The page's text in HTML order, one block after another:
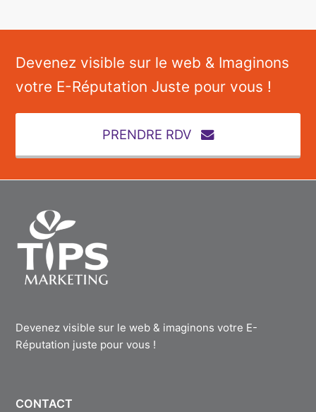
Devenez visible sur le web & Imaginons
votre E-Réputation Juste pour vous !
PRENDRE RDV
Devenez visible sur le web & imaginons votre E-
Réputation juste pour vous !
CONTACT